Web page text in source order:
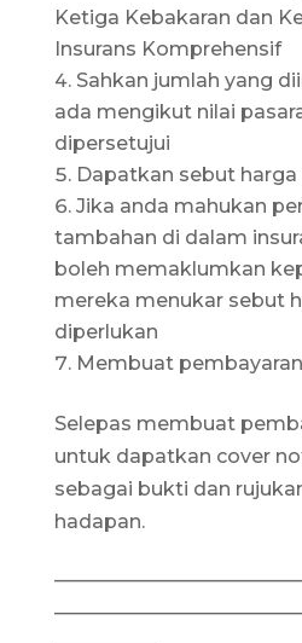
Ketiga Kebakaran dan
Insurans Komprehensif
Sahkan jumlah yang
ada mengikut nilai
dipersetujui
Dapatkan sebut harga
Jika anda mahukan
tambahan di dalam
boleh memaklumkan
mereka menukar sebut
diperlukan
Membuat
Selepas membuat
untuk dapatkan cover
sebagai bukti dan
hadapan.